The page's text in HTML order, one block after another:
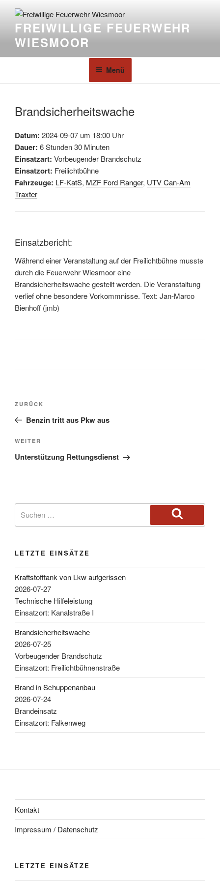
FREIWILLIGE FEUERWEHR
WIESMOOR
Menü
Brandsicherheitswache
Datum: 2024-09-07 um 18:00 Uhr
Dauer: 6 Stunden 30 Minuten
Einsatzart: Vorbeugender Brandschutz
Einsatzort: Freilichtbühne
Fahrzeuge: LF-KatS, MZF Ford Ranger, UTV Can-Am
Traxter
Einsatzbericht:
Während einer Veranstaltung auf der Freilichtbühne musste
durch die Feuerwehr Wiesmoor eine
Brandsicherheitswache gestellt werden. Die Veranstaltung
verlief ohne besondere Vorkommnisse. Text: Jan-Marco
Bienhoff (jmb)
ZURÜCK
Benzin tritt aus Pkw aus
WEITER
Unterstützung Rettungsdienst
LETZTE EINSÄTZE
Kraftstofftank von Lkw aufgerissen
2026-07-27
Technische Hilfeleistung
Einsatzort: Kanalstraße I
Brandsicherheitswache
2026-07-25
Vorbeugender Brandschutz
Einsatzort: Freilichtbühnenstraße
Brand in Schuppenanbau
2026-07-24
Brandeinsatz
Einsatzort: Falkenweg
Kontakt
Impressum / Datenschutz
LETZTE EINSÄTZE